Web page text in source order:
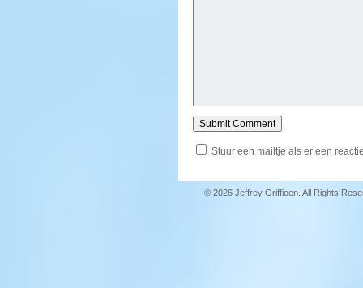
Stuur een mailtje als er een
© 2026 Jeffrey Griffioen. All Rights